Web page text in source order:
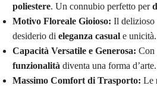
poliestere. Un connubio perfetto per
Motivo Floreale Gioioso: Il delizioso
desiderio di eleganza casuale unicità.
Capacità Versatile e Generosa: Con
funzionalità diventa una forma d’arte.
Massimo Comfort di Trasporto: Le